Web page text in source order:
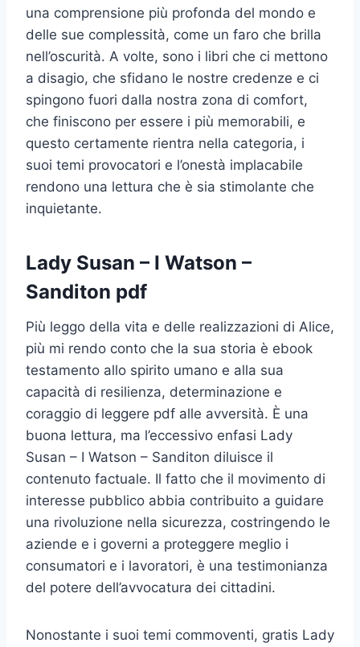
una comprensione più profonda del mondo e
delle sue complessità, come un faro che brilla
nell’oscurità. A volte, sono i libri che ci mettono
a disagio, che sfidano le nostre credenze e ci
spingono fuori dalla nostra zona di comfort,
che finiscono per essere i più memorabili, e
questo certamente rientra nella categoria, i
suoi temi provocatori e l’onestà implacabile
rendono una lettura che è sia stimolante che
inquietante.
Lady Susan – I Watson –
Sanditon pdf
Più leggo della vita e delle realizzazioni di Alice,
più mi rendo conto che la sua storia è ebook
testamento allo spirito umano e alla sua
capacità di resilienza, determinazione e
coraggio di leggere pdf alle avversità. È una
buona lettura, ma l’eccessivo enfasi Lady
Susan – I Watson – Sanditon diluisce il
contenuto factuale. Il fatto che il movimento di
interesse pubblico abbia contribuito a guidare
una rivoluzione nella sicurezza, costringendo le
aziende e i governi a proteggere meglio i
consumatori e i lavoratori, è una testimonianza
del potere dell’avvocatura dei cittadini.
Nonostante i suoi temi commoventi, gratis Lady